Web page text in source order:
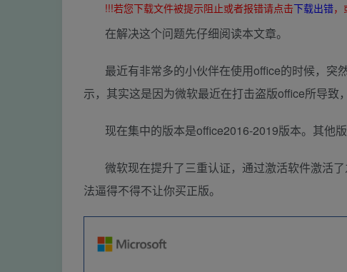
!!!若您下载文件被提示阻止或者报错请点击下载出错，
在解决这个问题先仔细阅读本文章。
最近有非常多的小伙伴在使用office的时候，突
示，其实这是因为微软最近在打击盗版office所导致
现在集中的版本是office2016-2019版本。其他版
微软现在提升了三重认证，通过激活软件激活
法逼得不得不让你买正版。